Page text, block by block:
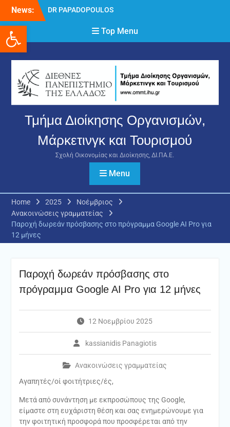
Ανοίξτε τη γραμμή εργαλείων
content
News:
DR PAPADOPOULOS
Δρ Παπαδόπουλος
Νικόλαος
δικαιολογητικών και
ενστάσεων για τη
χορήγηση του
στεγαστικού επιδόματος
ακαδημαϊκού έτους 2025-
2026.
Top Menu
Τμήμα Διοίκησης Οργανισμών,
Μάρκετινγκ και Τουρισμού
Σχολή Οικονομίας και Διοίκησης, ΔΙ.ΠΑ.Ε.
Menu
Home 2025
Νοέμβριος
Ανακοινώσεις γραμματείας
Παροχή δωρεάν πρόσβασης στο πρόγραμμα Google AI Pro για
12 μήνες
Παροχή δωρεάν πρόσβασης στο
πρόγραμμα Google AI Pro για 12 μήνες
12 Νοεμβρίου 2025
kassianidis Panagiotis
Ανακοινώσεις γραμματείας
Αγαπητές/οί φοιτήτριες/ές,
Μετά από συνάντηση με εκπροσώπους της Google,
είμαστε στη ευχάριστη θέση και σας ενημερώνουμε για
την φοιτητική προσφορά που προσφέρεται από την